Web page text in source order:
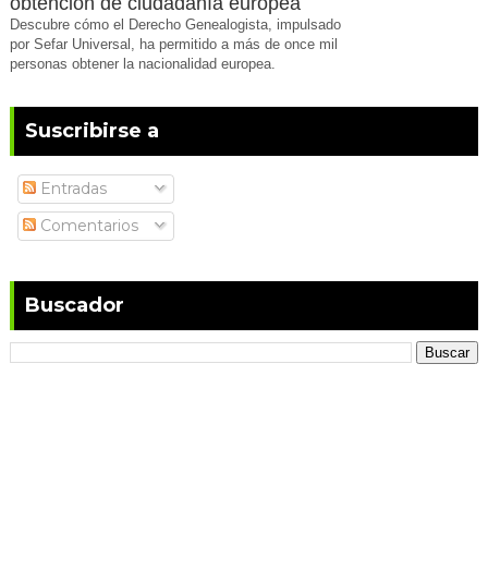
Descubre cómo el Derecho Genealogista, impulsado
por Sefar Universal, ha permitido a más de once mil
personas obtener la nacionalidad europea.
Suscribirse a
Entradas
Comentarios
Buscador